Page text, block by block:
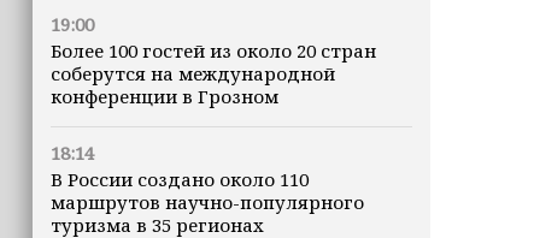
19:00
Более 100 гостей из около 20 стран
соберутся на международной
конференции в Грозном
18:14
В России создано около 110
маршрутов научно-популярного
туризма в 35 регионах